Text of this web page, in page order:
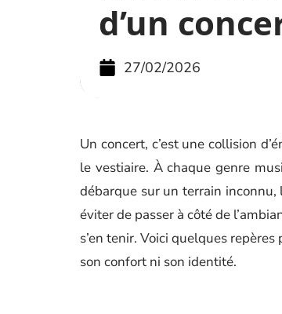
d’un
27/02/2026
Un concert, c’est une collision
le vestiaire. À chaque genre
débarque sur un terrain inconnu,
éviter de passer à côté de
s’en tenir. Voici quelques
son confort ni son identité.